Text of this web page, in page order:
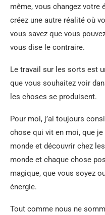
même, vous changez votre
créez une autre réalité où
vous savez que vous
vous dise le contraire.
Le travail sur les sorts est
que vous souhaitez voir
les choses se produisent.
Pour moi, j’ai toujours
chose qui vit en moi, que
monde et découvrir chez
monde et chaque chose
magique, que vous soyez
énergie.
Tout comme nous ne